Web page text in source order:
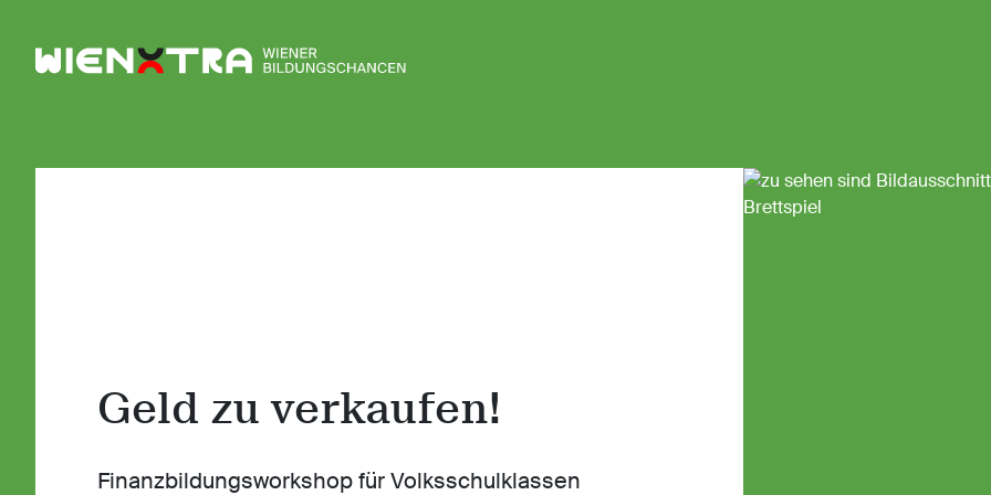
Logo Wiener Bildungschancen
Geld zu verkaufen!
Finanzbildungsworkshop für Volksschulklassen